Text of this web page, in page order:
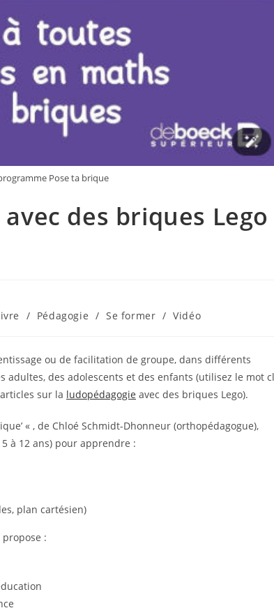
Pose ta brique
des briques Lego
/ Pédagogie / Se former / Vidéo
ou de facilitation de groupe, dans différents
des adolescents et des enfants (utilisez le mot
sur la ludopédagogie avec des briques Lego).
« , de Chloé Schmidt-Dhonneur (orthopédagogue),
à 12 ans) pour apprendre :
plan cartésien)
: